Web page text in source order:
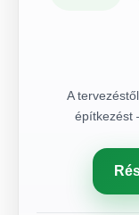
A
építkezést